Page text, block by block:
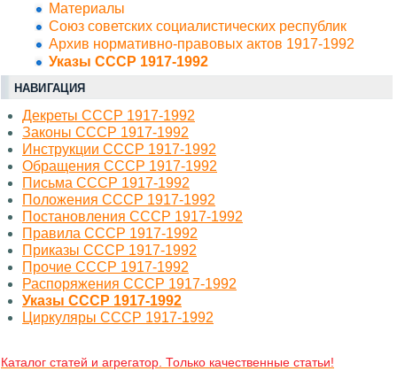
Материалы
Союз советских социалистических республик
Архив нормативно-правовых актов 1917-1992
Указы СССР 1917-1992
НАВИГАЦИЯ
Декреты СССР 1917-1992
Законы СССР 1917-1992
Инструкции СССР 1917-1992
Обращения СССР 1917-1992
Письма СССР 1917-1992
Положения СССР 1917-1992
Постановления СССР 1917-1992
Правила СССР 1917-1992
Приказы СССР 1917-1992
Прочие СССР 1917-1992
Распоряжения СССР 1917-1992
Указы СССР 1917-1992
Циркуляры СССР 1917-1992
Каталог статей и агрегатор. Только качественные статьи!